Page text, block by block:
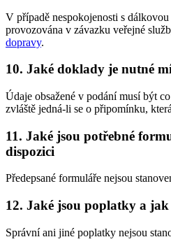
V případě nespokojenosti s
provozována v závazku veřejné
dopravy.
10. Jaké doklady je nutné
Údaje obsažené v podání musí být
zvláště jedná-li se o připomínku,
11. Jaké jsou potřebné
dispozici
Předepsané formuláře nejsou
12. Jaké jsou poplatky a
Správní ani jiné poplatky nejsou